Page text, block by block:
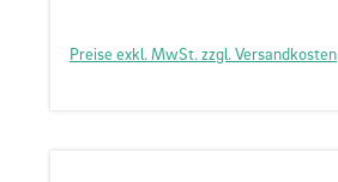
Preise exkl. MwSt. zzgl. Versandkosten